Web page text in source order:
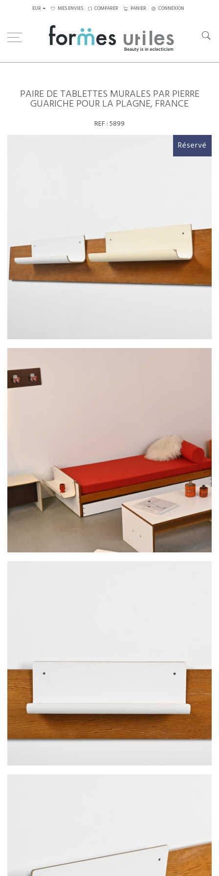
EUR MES ENVIES COMPARER PANIER CONNEXION
PAIRE DE TABLETTES MURALES PAR PIERRE
GUARICHE POUR LA PLAGNE, FRANCE
REF :5899
Réservé